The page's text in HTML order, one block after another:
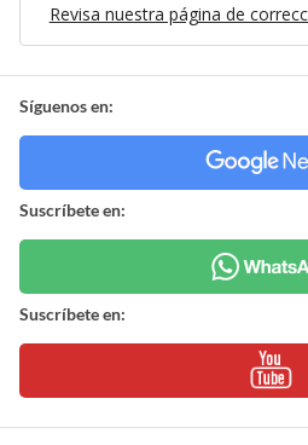
Revisa nuestra página de
Síguenos en:
Suscríbete en:
Suscríbete en: